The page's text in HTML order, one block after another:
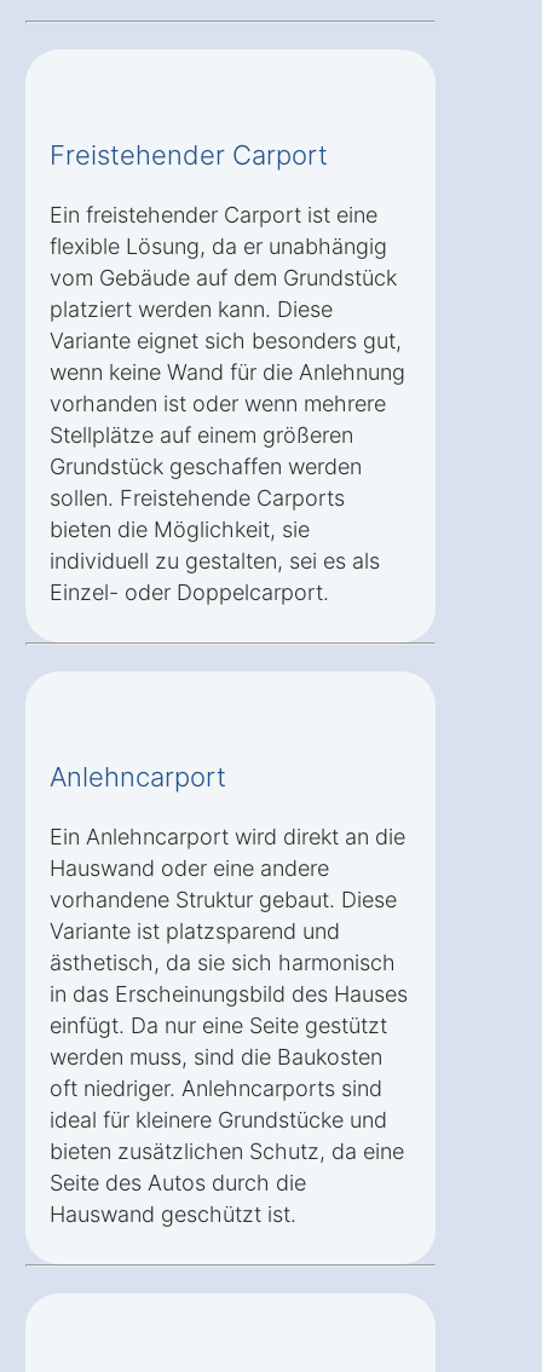
Freistehender Carport
Ein freistehender Carport ist eine
flexible Lösung, da er unabhängig
vom Gebäude auf dem Grundstück
platziert werden kann. Diese
Variante eignet sich besonders gut,
wenn keine Wand für die Anlehnung
vorhanden ist oder wenn mehrere
Stellplätze auf einem größeren
Grundstück geschaffen werden
sollen. Freistehende Carports
bieten die Möglichkeit, sie
individuell zu gestalten, sei es als
Einzel- oder Doppelcarport.
Anlehncarport
Ein Anlehncarport wird direkt an die
Hauswand oder eine andere
vorhandene Struktur gebaut. Diese
Variante ist platzsparend und
ästhetisch, da sie sich harmonisch
in das Erscheinungsbild des Hauses
einfügt. Da nur eine Seite gestützt
werden muss, sind die Baukosten
oft niedriger. Anlehncarports sind
ideal für kleinere Grundstücke und
bieten zusätzlichen Schutz, da eine
Seite des Autos durch die
Hauswand geschützt ist.